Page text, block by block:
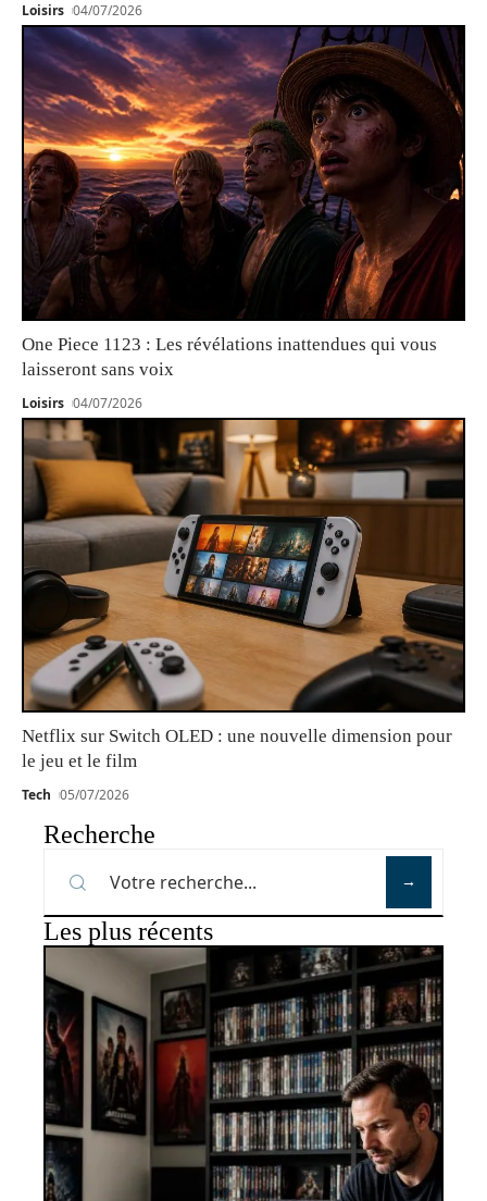
Loisirs 04/07/2026
One Piece 1123 : Les révélations inattendues qui vous
laisseront sans voix
Loisirs 04/07/2026
Netflix sur Switch OLED : une nouvelle dimension pour
le jeu et le film
Tech 05/07/2026
Recherche
Les plus récents